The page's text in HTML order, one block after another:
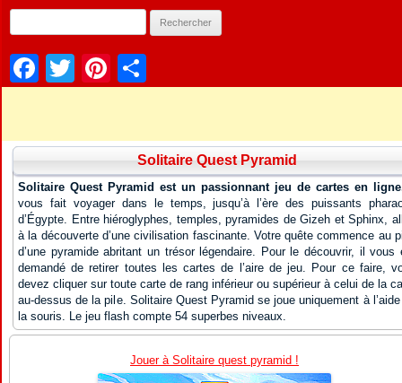
Facebook
TwitterPinterest
Solitaire Quest Pyramid
Solitaire Quest Pyramid est un passionnant jeu de cartes en
vous fait voyager dans le temps, jusqu’à l’ère des puissants
d’Égypte. Entre hiéroglyphes, temples, pyramides de Gizeh et Sphinx,
à la découverte d’une civilisation fascinante. Votre quête commence au
d’une pyramide abritant un trésor légendaire. Pour le découvrir, il vous
demandé de retirer toutes les cartes de l’aire de jeu. Pour ce faire,
devez cliquer sur toute carte de rang inférieur ou supérieur à celui de la
au-dessus de la pile. Solitaire Quest Pyramid se joue uniquement à
la souris. Le jeu flash compte 54 superbes niveaux.
Jouer à Solitaire quest pyramid !